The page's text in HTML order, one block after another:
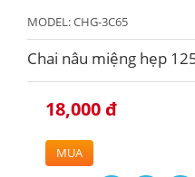
MODEL:CHG-3C65
Chai nâu miệng hẹp
18,000 đ
MUA